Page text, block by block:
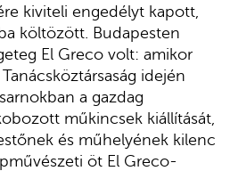
kiviteli engedélyt kapott,
költözött. Budapesten
El Greco volt: amikor
idején
a gazdag
műkincsek kiállítását,
és műhelyének kilenc
öt El Greco-